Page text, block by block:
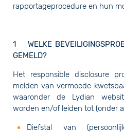
rapportageprocedure en hun
1 WELKE
GEMELD?
Het responsible disclosure
melden van vermoede
waaronder de Lydian
worden en/of leiden tot (onder
Diefstal van